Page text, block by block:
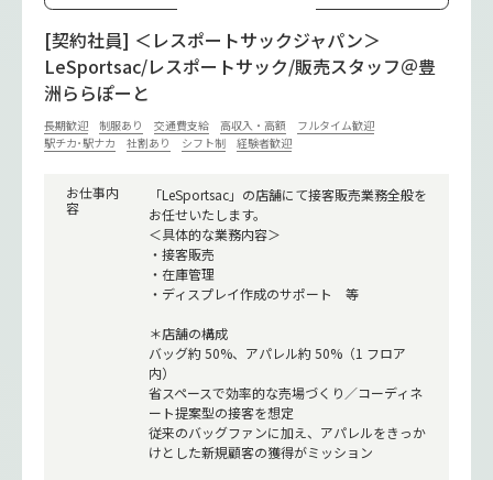
[契約社員] ＜レスポートサックジャパン＞
LeSportsac/レスポートサック/販売スタッフ＠豊
洲ららぽーと
長期歓迎 制服あり 交通費支給 高収入・高額
フルタイム歓迎
駅チカ･駅ナカ
社割あり シフト制 経験者歓迎
お仕事内
容
「LeSportsac」の店舗にて接客販売業務全般を
お任せいたします。
＜具体的な業務内容＞
・接客販売
・在庫管理
・ディスプレイ作成のサポート 等
＊店舗の構成
バッグ約 50%、アパレル約 50%（1 フロア
内）
省スペースで効率的な売場づくり／コーディネ
ート提案型の接客を想定
従来のバッグファンに加え、アパレルをきっか
けとした新規顧客の獲得がミッション